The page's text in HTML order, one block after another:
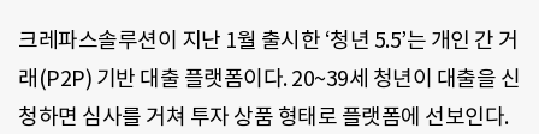
크레파스솔루션이 지난 1월 출시한 ‘청년 5.5’는 개인 간 거
래(P2P) 기반 대출 플랫폼이다. 20~39세 청년이 대출을 신
청하면 심사를 거쳐 투자 상품 형태로 플랫폼에 선보인다.